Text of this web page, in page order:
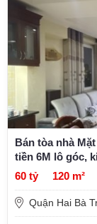
Bán tòa nhà
tiền 6M lô góc,
60 tỷ
120 m²
Quận Hai Bà